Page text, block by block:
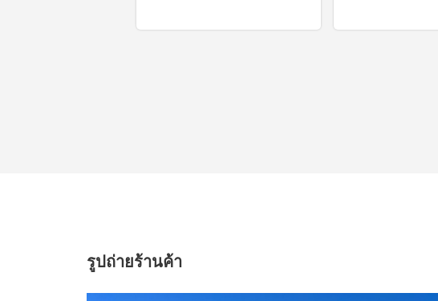
รูปถ่ายร้านค้า